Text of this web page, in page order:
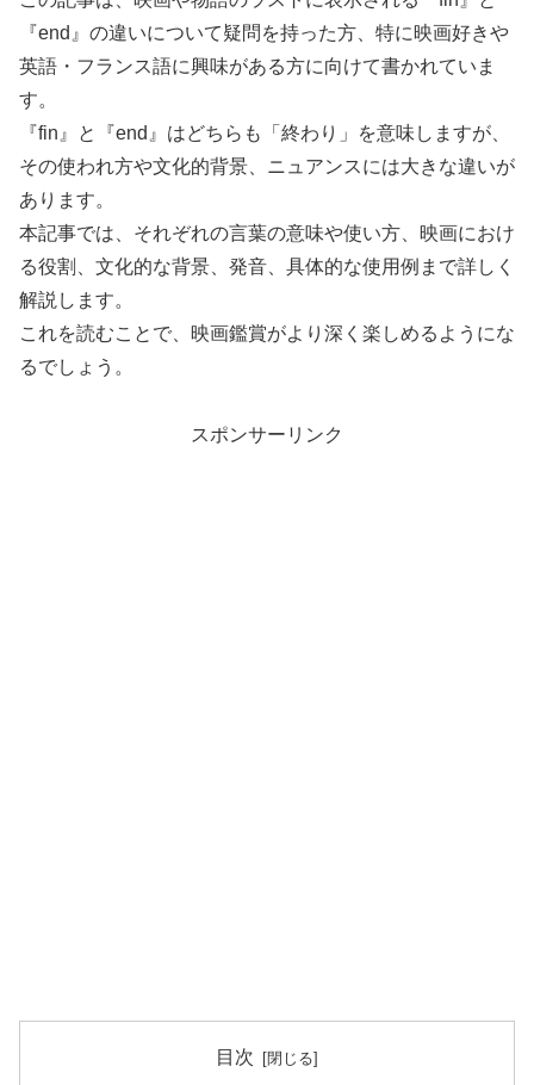
『end』の違いについて疑問を持った方、特に映画好きや
英語・フランス語に興味がある方に向けて書かれていま
す。
『fin』と『end』はどちらも「終わり」を意味しますが、
その使われ方や文化的背景、ニュアンスには大きな違いが
あります。
本記事では、それぞれの言葉の意味や使い方、映画におけ
る役割、文化的な背景、発音、具体的な使用例まで詳しく
解説します。
これを読むことで、映画鑑賞がより深く楽しめるようにな
るでしょう。
スポンサーリンク
目次